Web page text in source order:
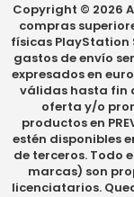
Copyright © 2026
compras
físicas PlayStation
gastos de envío
expresados en
válidas hasta fin
oferta y/o
productos en
estén disponibles
de terceros. Todo
marcas) son
licenciatarios.